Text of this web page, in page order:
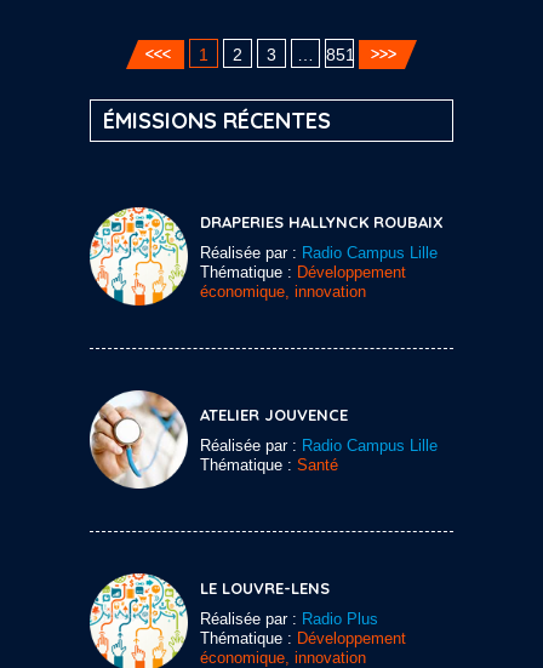
1 2 3 851
ÉMISSIONS RÉCENTES
DRAPERIES HALLYNCK ROUBAIX
Réalisée par : Radio Campus Lille
Thématique : Développement
économique, innovation
ATELIER JOUVENCE
Réalisée par : Radio Campus Lille
Thématique : Santé
LE LOUVRE-LENS
Réalisée par : Radio Plus
Thématique : Développement
économique, innovation